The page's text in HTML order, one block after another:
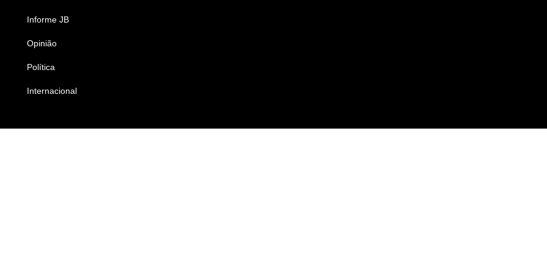
Informe JB
Opinião
Política
Internacional